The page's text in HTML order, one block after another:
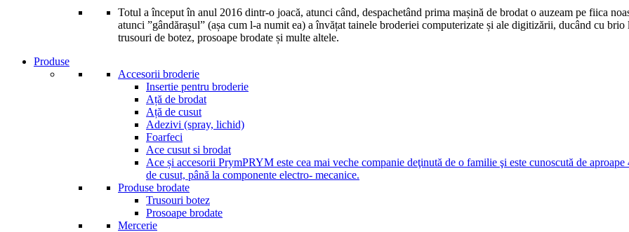
Totul a început în anul 2016 dintr-o joacă, atunci când, despachetând prima mașină de brodat o auzeam pe fiica
atunci ”gândărașul” (așa cum l-a numit ea) a învățat tainele broderiei computerizate și ale digitizării, ducând cu
trusouri de botez, prosoape brodate și multe altele.
Produse
Accesorii broderie
Insertie pentru broderie
Ață de brodat
Ață de cusut
Adezivi (spray, lichid)
Foarfeci
Ace cusut si brodat
Ace și accesorii PrymPRYM este cea mai veche companie deţinută de o familie şi este cunoscută de
de cusut, până la componente electro- mecanice.
Produse brodate
Trusouri botez
Prosoape brodate
Mercerie